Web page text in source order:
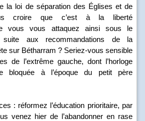
la loi de séparation des Églises et de
croire que c’est à la liberté
vous vous attaquez ainsi sous le
aux recommandations de la
sur Bétharram ? Seriez-vous sensible
de l’extrême gauche, dont l’horloge
bloquée à l’époque du petit père
: réformez l’éducation prioritaire, par
venez hier de l’abandonner en rase